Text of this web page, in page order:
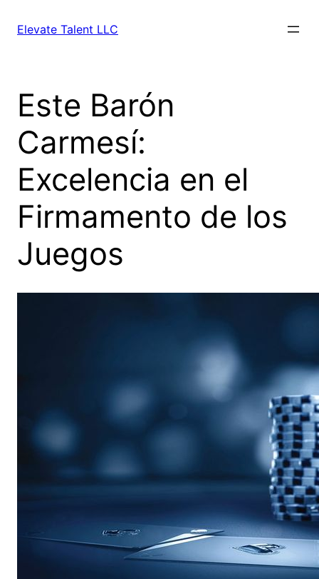
Elevate Talent LLC
Este Barón
Carmesí:
Excelencia en el
Firmamento de los
Juegos